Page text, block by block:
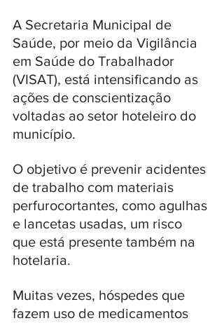
A Secretaria Municipal de
Saúde, por meio da Vigilância
em Saúde do Trabalhador
(VISAT), está intensificando as
ações de conscientização
voltadas ao setor hoteleiro do
município.
O objetivo é prevenir acidentes
de trabalho com materiais
perfurocortantes, como agulhas
e lancetas usadas, um risco
que está presente também na
hotelaria.
Muitas vezes, hóspedes que
fazem uso de medicamentos